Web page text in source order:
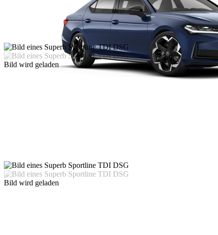
Bild wird geladen
Bild wird geladen